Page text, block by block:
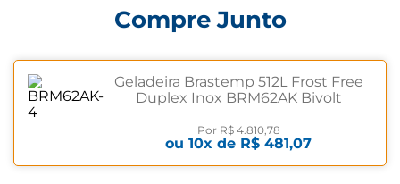
Compre Junto
Geladeira Brastemp 512L Frost Free
Duplex Inox BRM62AK Bivolt
Por R$ 4.810,78
ou10x de R$ 481,07